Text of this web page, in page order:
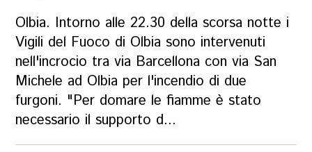
Olbia. Intorno alle 22.30 della scorsa notte i
Vigili del Fuoco di Olbia sono intervenuti
nell'incrocio tra via Barcellona con via San
Michele ad Olbia per l'incendio di due
furgoni. "Per domare le fiamme è stato
necessario il supporto d...